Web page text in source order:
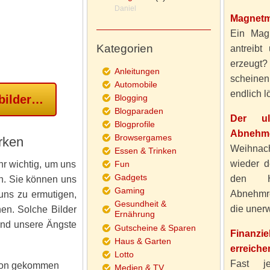
wichtig, um uns
Sie können uns
zu ermutigen,
Solche Bilder
unsere Ängste
gekommen
Ein
antreibt
endlich
Der
wieder
den
die
Fast
Daniel
Kategorien
Anleitungen
Automobile
Blogging
Blogparaden
Blogprofile
Browsergames
Essen & Trinken
Fun
Gadgets
Gaming
Gesundheit &
Ernährung
Gutscheine & Sparen
Haus & Garten
Lotto
Medien & TV